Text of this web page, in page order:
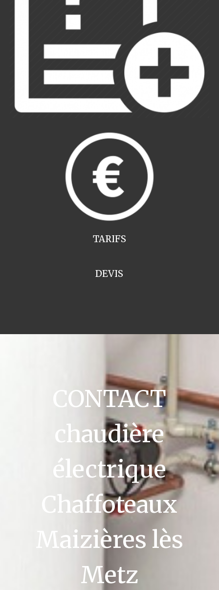
TARIFS
DEVIS
CONTACT
chaudière
électrique
Chaffoteaux
Maizières lès
Metz